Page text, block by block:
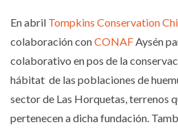
En abril Tompkins Conservation
colaboración conCONAF Aysén
colaborativo en pos de la
hábitat de las poblaciones de
sector de Las Horquetas, terrenos
pertenecen a dicha fundación.